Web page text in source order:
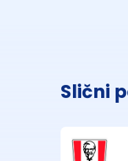
Slični